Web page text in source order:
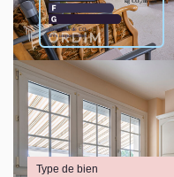
Montant estimé des
usage standard entre
2021,2022 et 2023
Général
Type de bien